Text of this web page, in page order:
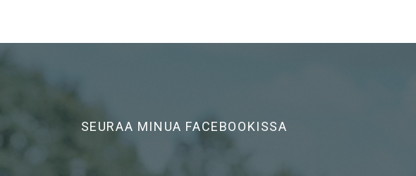
SEURAA MINUA FACEBOOKISSA